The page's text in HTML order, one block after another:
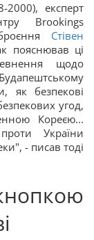
експерт
Brookings
Стівен
пояснював ці
щодо
як безпекові
угод,
Кореєю...
України
- писав тоді